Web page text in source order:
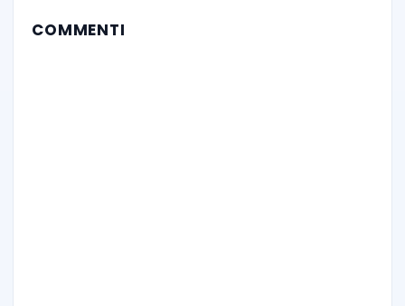
COMMENTI